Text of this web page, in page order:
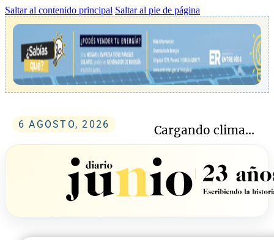
Saltar al contenido principal Saltar al pie de página
6 AGOSTO, 2026 Cargando clima...